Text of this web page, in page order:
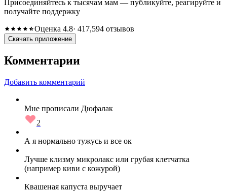
Присоединяйтесь к тысячам мам — публикуйте, реагируйте и
получайте поддержку
Оценка 4.8· 417,594 отзывов
Скачать приложение
Комментарии
Добавить комментарий
Мне прописали Дюфалак
2
А я нормально тужусь и все ок
Лучше клизму микролакс или грубая клетчатка
(например киви с кожурой)
Квашеная капуста выручает